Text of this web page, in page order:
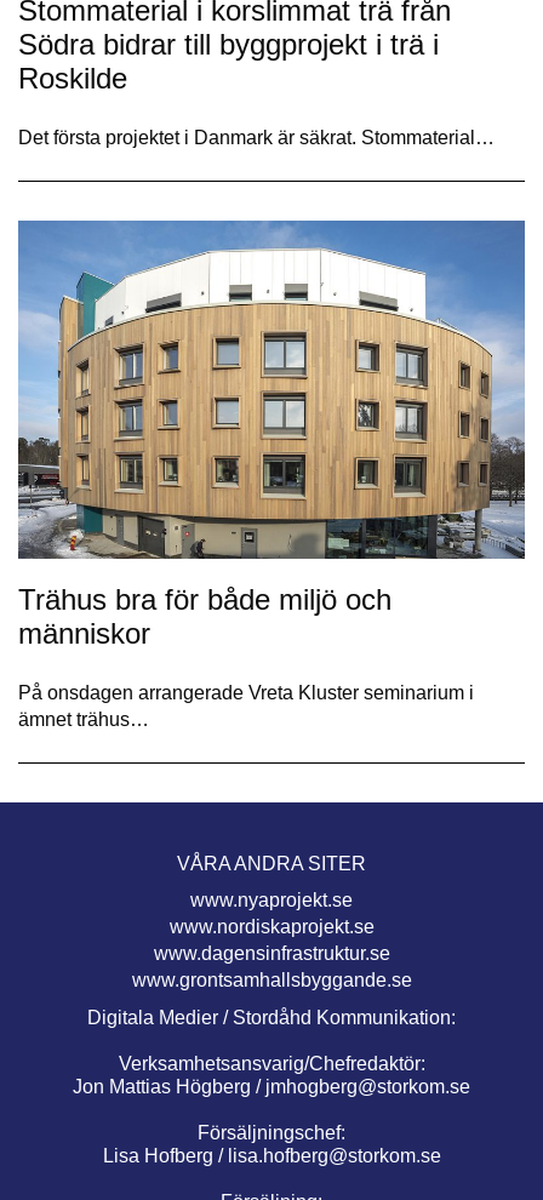
Stommaterial i korslimmat trä från
Södra bidrar till byggprojekt i trä i
Roskilde
Det första projektet i Danmark är säkrat. Stommaterial…
Trähus bra för både miljö och
människor
På onsdagen arrangerade Vreta Kluster seminarium i
ämnet trähus…
VÅRA ANDRA SITER
www.nyaprojekt.se
www.nordiskaprojekt.se
www.dagensinfrastruktur.se
www.grontsamhallsbyggande.se
Digitala Medier / Stordåhd Kommunikation:
Verksamhetsansvarig/Chefredaktör:
Jon Mattias Högberg / jmhogberg@storkom.se
Försäljningschef:
Lisa Hofberg / lisa.hofberg@storkom.se